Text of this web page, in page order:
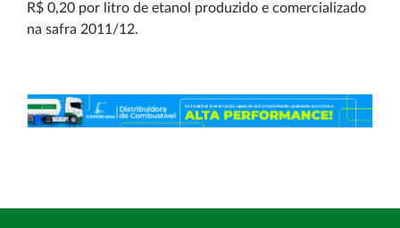
R$ 0,20 por litro de etanol produzido e comercializado
na safra 2011/12.